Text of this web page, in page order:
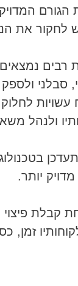
את
רבים
עשויות
ולנהל
יותר.
פיצוי